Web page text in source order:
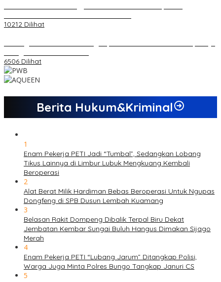
10212 Dilihat
6506 Dilihat
Berita Hukum&Kriminal
1
Enam Pekerja PETI Jadi “Tumbal”, Sedangkan Lobang
Tikus Lainnya di Limbur Lubuk Mengkuang Kembali
Beroperasi
2
Alat Berat Milik Hardiman Bebas Beroperasi Untuk Ngupas
Dongfeng di SPB Dusun Lembah Kuamang
3
Belasan Rakit Dompeng Dibalik Terpal Biru Dekat
Jembatan Kembar Sungai Buluh Hangus Dimakan Sijago
Merah
4
Enam Pekerja PETI “Lubang Jarum” Ditangkap Polisi,
Warga Juga Minta Polres Bungo Tangkap Januri CS
5